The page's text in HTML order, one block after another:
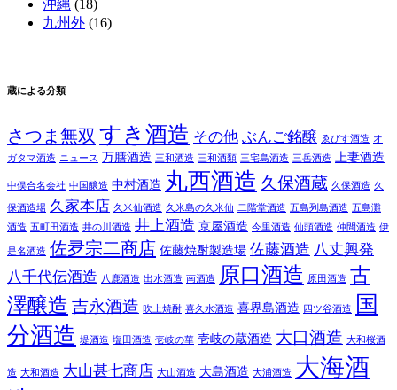
沖縄 (18)
九州外 (16)
蔵による分類
さつま無双 すき酒造 その他 ぶんご銘醸 ゑびす酒造 オ
ガタマ酒造
ニュース 万膳酒造 三和酒造 三和酒類 三宅島酒造 三岳酒造 上妻酒造
中俣合名会社 中国醸造 中村酒造 丸西酒造 久保酒蔵 久保酒造 久
保酒造場 久家本店 久米仙酒造 久米島の久米仙 二階堂酒造 五島列島酒造 五島灘
酒造 五町田酒造 井の川酒造 井上酒造 京屋酒造 今里酒造 仙頭酒造 仲間酒造 伊
是名酒造 佐夛宗二商店 佐藤焼酎製造場 佐藤酒造 八丈興発
八千代伝酒造
八鹿酒造 出水酒造 南酒造 原口酒造 原田酒造 古
澤醸造 吉永酒造 吹上焼酎 喜久水酒造 喜界島酒造 四ツ谷酒造
国
分酒造 堤酒造 塩田酒造 壱岐の華 壱岐の蔵酒造 大口酒造 大和桜酒
造 大和酒造 大山甚七商店 大山酒造 大島酒造 大浦酒造
大海酒